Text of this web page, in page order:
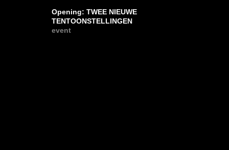
Opening: TWEE NIEUWE
TENTOONSTELLINGEN
event